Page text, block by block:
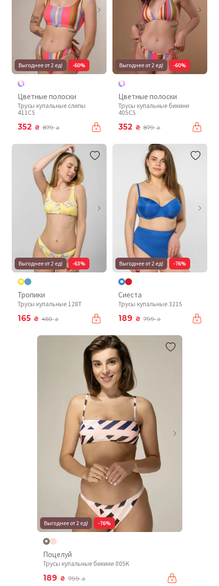
Выгоднее от 2 ед! -60%
Цветные полоски
Трусы купальные слипы
411CS
352 ₴ 879₴
Выгоднее от 2 ед! -60%
Цветные полоски
Трусы купальные бикини
405CS
352 ₴ 879₴
Выгоднее от 2 ед! -63%
Тропики
Трусы купальные 128T
165 ₴ 450₴
Выгоднее от 2 ед! -76%
Сиеста
Трусы купальные 321S
189 ₴ 799₴
Выгоднее от 2 ед! -76%
Поцелуй
Трусы купальные бикини 005K
189 ₴ 799₴